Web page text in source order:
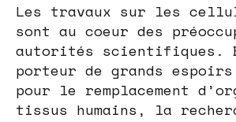
Les travaux sur les
sont au coeur des
autorités scientifiques.
porteur de grands espoirs,
pour le remplacement
tissus humains, la